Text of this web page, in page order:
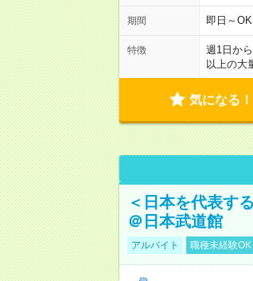
期間 即日～
特徴 週1日か
以上の大
気になる！
＜日本を代表す
＠日本武道館
アルバイト 職種未経験OK